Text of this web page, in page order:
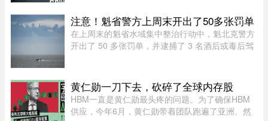
据显示，7月新增职位达75,000个，远高于路透社
（Reuters）经济师预测的15, ...
注意！魁省警方上周末开出了50多张罚单
在上周末的魁省水域集中整治行动中，魁北克警方
开出了 50 多张罚单，并逮捕了 3 名酒后或毒后驾
内的多支魁省警力在 8 月 1 ...
黄仁勋一刀下去，砍碎了全球内存股
HBM一直是黄仁勋最头疼的问题。为了确保HBM
供应，今年6月，黄仁勋带着团队跑遍了亚洲。然